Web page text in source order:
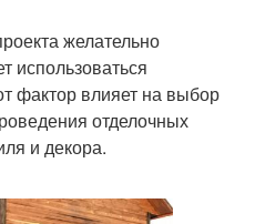
желательно
использоваться
фактор влияет на выбор
отделочных
и декора.